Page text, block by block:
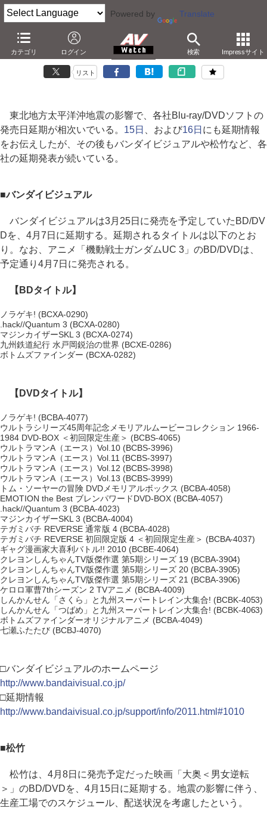
Powered by Translate
カテゴリ ログイン 検索 Impressサイト
地震の影響による、BD/DVDソフト発売延期情報
－ガンダムUC 3は予定通り。IS第1巻は延期に
リスト
東北地方太平洋沖地震の影響で、各社Blu-ray/DVDソフトの
発売日延期が相次いでいる。 15日 、および16日 にも延期情報
をお伝えしたが、その後もバンダイビジュアルや松竹など、各
社の延期発表が続いている。
■バンダイビジュアル
バンダイビジュアルは3月25日に発売を予定していたBD/DV
Dを、4月7日に延期する。延期されるタイトルは以下のとお
り。なお、アニメ「機動戦士ガンダムUC 3」のBD/DVDは、
予定通り4月7日に発売される。
【BDタイトル】
ノラゲキ! (BCXA-0290)
.hack//Quantum 3 (BCXA-0280)
マジンカイザーSKL 3 (BCXA-0274)
九州鉄道紀行 水戸岡鋭治の世界 (BCXE-0286)
ボトムズファインダー (BCXA-0282)
【DVDタイトル】
ノラゲキ! (BCBA-4077)
ウルトラシリーズ45周年記念メモリアルムービーコレクション 1966-
1984 DVD-BOX ＜初回限定生産＞ (BCBS-4065)
ウルトラマンA（エース）Vol.10 (BCBS-3996)
ウルトラマンA（エース）Vol.11 (BCBS-3997)
ウルトラマンA（エース）Vol.12 (BCBS-3998)
ウルトラマンA（エース）Vol.13 (BCBS-3999)
トム・ソーヤーの冒険 DVDメモリアルボックス (BCBA-4058)
EMOTION the Best ブレンパワードDVD-BOX (BCBA-4057)
.hack//Quantum 3 (BCBA-4023)
マジンカイザーSKL 3 (BCBA-4004)
テガミバチ REVERSE 通常版 4 (BCBA-4028)
テガミバチ REVERSE 初回限定版 4 ＜初回限定生産＞ (BCBA-4037)
ギャグ漫画家大喜利バトル!! 2010 (BCBE-4064)
クレヨンしんちゃんTV版傑作選 第5期シリーズ 19 (BCBA-3904)
クレヨンしんちゃんTV版傑作選 第5期シリーズ 20 (BCBA-3905)
クレヨンしんちゃんTV版傑作選 第5期シリーズ 21 (BCBA-3906)
ケロロ軍曹7thシーズン 2 TVアニメ (BCBA-4009)
しんかんせん「さくら」と九州スーパートレイン大集合! (BCBK-4053)
しんかんせん「つばめ」と九州スーパートレイン大集合! (BCBK-4063)
ボトムズファインダーオリジナルアニメ (BCBA-4049)
七瀬ふたたび (BCBJ-4070)
□バンダイビジュアルのホームページ
http://www.bandaivisual.co.jp/
□延期情報
http://www.bandaivisual.co.jp/support/info/2011.html#1010
■松竹
松竹は、4月8日に発売予定だった映画「大奥＜男女逆転
＞」のBD/DVDを、4月15日に延期する。地震の影響に伴う、
生産工場でのスケジュール、配送状況を考慮したという。